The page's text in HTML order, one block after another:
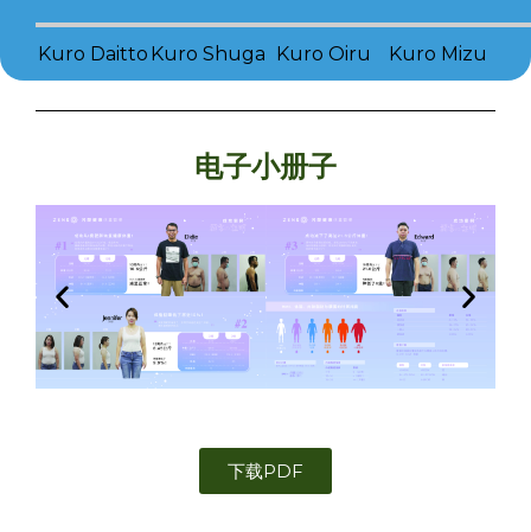
Kuro Daitto Kuro Shuga Kuro Oiru Kuro Mizu
电子小册子
下载PDF